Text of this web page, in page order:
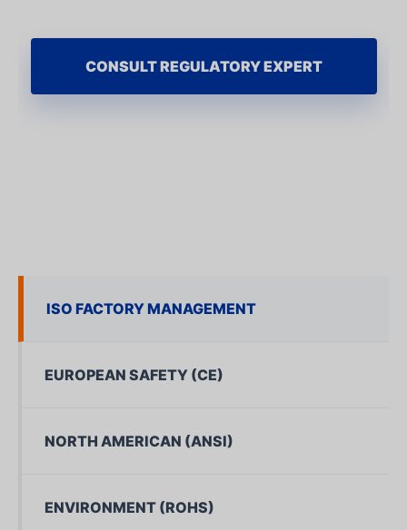
CONSULT REGULATORY EXPERT
ISO FACTORY MANAGEMENT
EUROPEAN SAFETY (CE)
NORTH AMERICAN (ANSI)
ENVIRONMENT (ROHS)